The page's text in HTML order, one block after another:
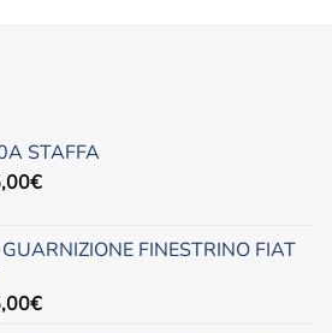
STAFFA
€Il
è:
FINESTRINO FIAT
€Il